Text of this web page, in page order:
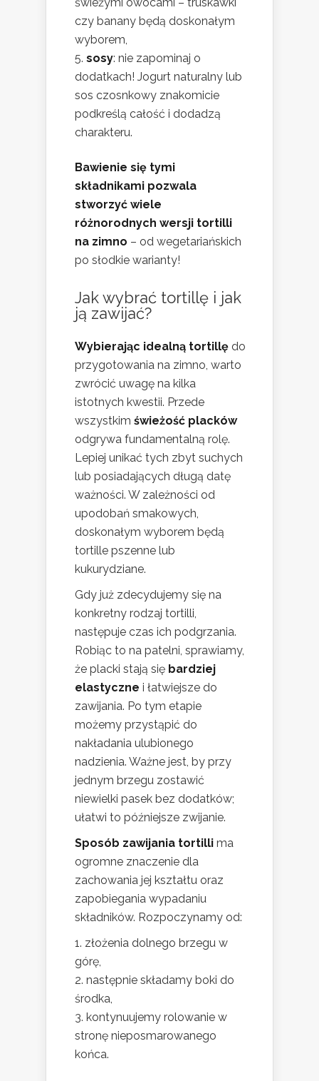
czy banany będą doskonałym
wyborem,
sosy: nie zapominaj o
dodatkach! Jogurt naturalny lub
sos czosnkowy znakomicie
podkreślą całość i dodadzą
charakteru.
Bawienie się tymi
składnikami pozwala
stworzyć wiele
różnorodnych wersji tortilli
na zimno – od wegetariańskich
po słodkie warianty!
Jak wybrać tortillę i jak
ją zawijać?
Wybierając idealną tortillę do
przygotowania na zimno, warto
zwrócić uwagę na kilka
istotnych kwestii. Przede
wszystkim świeżość placków
odgrywa fundamentalną rolę.
Lepiej unikać tych zbyt suchych
lub posiadających długą datę
ważności. W zależności od
upodobań smakowych,
doskonałym wyborem będą
tortille pszenne lub
kukurydziane.
Gdy już zdecydujemy się na
konkretny rodzaj tortilli,
następuje czas ich podgrzania.
Robiąc to na patelni, sprawiamy,
że placki stają się bardziej
elastyczne i łatwiejsze do
zawijania. Po tym etapie
możemy przystąpić do
nakładania ulubionego
nadzienia. Ważne jest, by przy
jednym brzegu zostawić
niewielki pasek bez dodatków;
ułatwi to późniejsze zwijanie.
Sposób zawijania tortilli ma
ogromne znaczenie dla
zachowania jej kształtu oraz
zapobiegania wypadaniu
składników. Rozpoczynamy od:
złożenia dolnego brzegu w
górę,
następnie składamy boki do
środka,
kontynuujemy rolowanie w
stronę nieposmarowanego
końca.